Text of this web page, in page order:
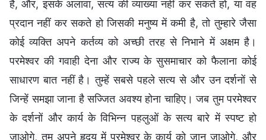
है, और, इसके अलावा, सत्य की व्याख्या नहीं कर सकते हो, या वह
प्रदान नहीं कर सकते हो जिसकी मनुष्य में कमी है, तो तुम्हारे जैसा
कोई व्यक्ति अपने कर्तव्य को अच्छी तरह से निभाने में अक्षम है।
परमेश्वर की गवाही देना और राज्य के सुसमाचार को फैलाना कोई
साधारण बात नहीं है। तुम्हें सबसे पहले सत्य से और उन दर्शनों से
जिन्हें समझा जाना है सज्जित अवश्य होना चाहिए। जब तुम परमेश्वर
के दर्शनों और कार्य के विभिन्न पहलुओं के सत्य बारे में स्पष्ट हो
जाओगे, तुम अपने हृदय में परमेश्वर के कार्य को जान जाओगे, और